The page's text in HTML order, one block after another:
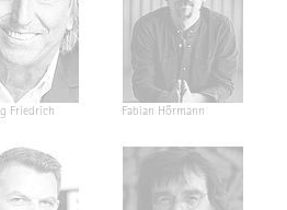
Friedrich Fabian Hörmann